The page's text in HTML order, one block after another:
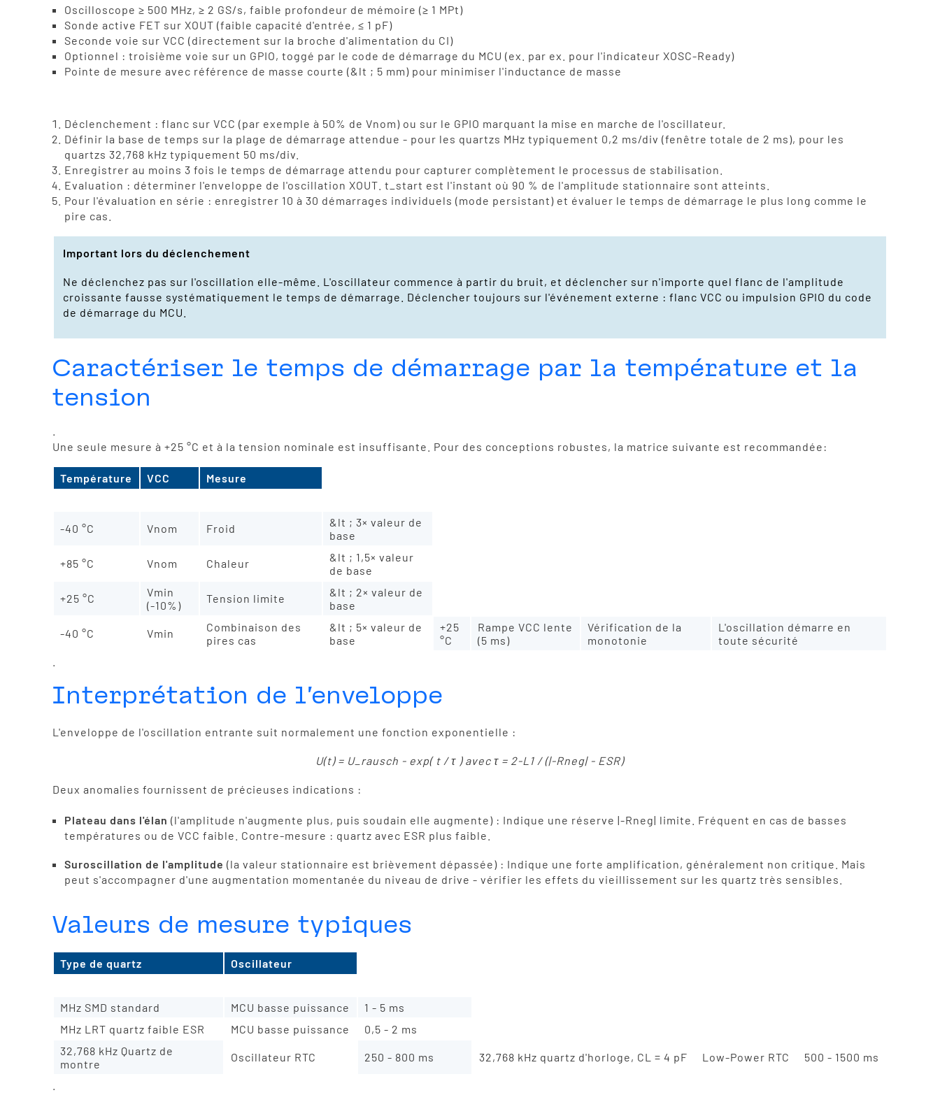
Oscilloscope ≥ 500 MHz, ≥ 2 GS/s, faible profondeur de mémoire (≥ 1 MPt)
Sonde active FET sur XOUT (faible capacité d'entrée, ≤ 1 pF)
Seconde voie sur VCC (directement sur la broche d'alimentation du CI)
Optionnel : troisième voie sur un GPIO, toggé par le code de démarrage du MCU (ex. par ex. pour l'indicateur XOSC-Ready)
Pointe de mesure avec référence de masse courte (&lt ; 5 mm) pour minimiser l'inductance de masse
Déclenchement : flanc sur VCC (par exemple à 50% de Vnom) ou sur le GPIO marquant la mise en marche de l'oscillateur.
Définir la base de temps sur la plage de démarrage attendue - pour les quartzs MHz typiquement 0,2 ms/div (fenêtre totale de 2 ms), pour les
quartzs 32,768 kHz typiquement 50 ms/div.
Enregistrer au moins 3 fois le temps de démarrage attendu pour capturer complètement le processus de stabilisation.
Evaluation : déterminer l'enveloppe de l'oscillation XOUT. t_start est l'instant où 90 % de l'amplitude stationnaire sont atteints.
Pour l'évaluation en série : enregistrer 10 à 30 démarrages individuels (mode persistant) et évaluer le temps de démarrage le plus long comme le
pire cas.
Important lors du déclenchement
Ne déclenchez pas sur l'oscillation elle-même. L'oscillateur commence à partir du bruit, et déclencher sur n'importe quel flanc de l'amplitude
croissante fausse systématiquement le temps de démarrage. Déclencher toujours sur l'événement externe : flanc VCC ou impulsion GPIO du code
de démarrage du MCU.
Caractériser le temps de démarrage par la température et la
tension
Une seule mesure à +25 °C et à la tension nominale est insuffisante. Pour des conceptions robustes, la matrice suivante est recommandée:
Température VCC Mesure
-40 °C Vnom Froid
&lt ; 3× valeur de
base
+85 °C Vnom Chaleur
&lt ; 1,5× valeur
de base
+25 °C
Vmin
(-10%)
Tension limite
&lt ; 2× valeur de
base
-40 °C Vmin
Combinaison des
pires cas
&lt ; 5× valeur de
base
+25
°C
Rampe VCC lente
(5 ms)
Vérification de la
monotonie
L'oscillation démarre en
toute sécurité
Interprétation de l'enveloppe
L'enveloppe de l'oscillation entrante suit normalement une fonction exponentielle :
U(t) = U_rausch - exp( t / τ ) avec τ = 2-L1 / (|-Rneg| - ESR)
Deux anomalies fournissent de précieuses indications :
Plateau dans l'élan (l'amplitude n'augmente plus, puis soudain elle augmente) : Indique une réserve |-Rneg| limite. Fréquent en cas de basses
températures ou de VCC faible. Contre-mesure : quartz avec ESR plus faible.
Suroscillation de l'amplitude (la valeur stationnaire est brièvement dépassée) : Indique une forte amplification, généralement non critique. Mais
peut s'accompagner d'une augmentation momentanée du niveau de drive - vérifier les effets du vieillissement sur les quartz très sensibles.
Valeurs de mesure typiques
Type de quartz Oscillateur
MHz SMD standard
MCU basse puissance
1 - 5 ms
MHz LRT quartz faible ESR
MCU basse puissance
0,5 - 2 ms
32,768 kHz Quartz de
montre
Oscillateur RTC 250 - 800 ms 32,768 kHz quartz d'horloge, CL = 4 pF Low-Power RTC 500 - 1500 ms